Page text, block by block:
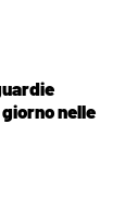
nelle